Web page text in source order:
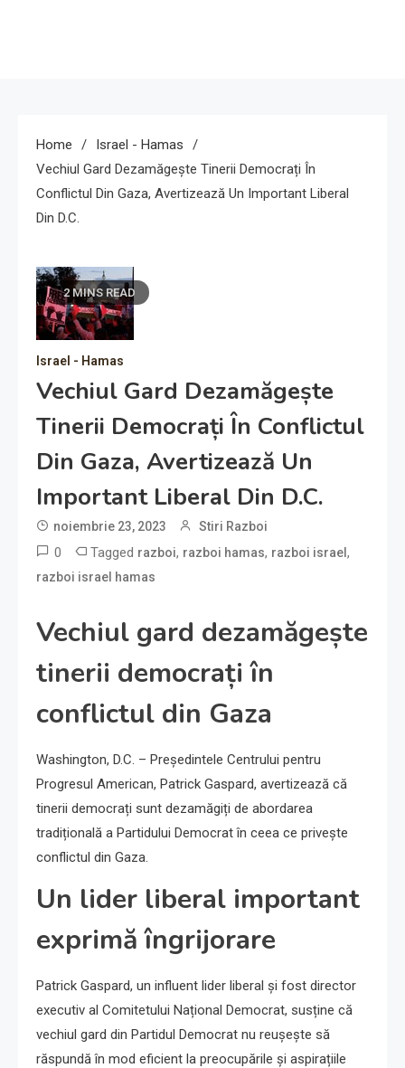
Home
Israel - Hamas
Vechiul Gard Dezamăgește Tinerii Democrați În
Conflictul Din Gaza, Avertizează Un Important Liberal
Din D.C.
2 MINS READ
Israel - Hamas
Vechiul Gard Dezamăgește
Tinerii Democrați În Conflictul
Din Gaza, Avertizează Un
Important Liberal Din D.C.
noiembrie 23, 2023 Stiri Razboi
0 Tagged razboi, razboi hamas, razboi israel ,
razboi israel hamas
Vechiul gard dezamăgește
tinerii democrați în
conflictul din Gaza
Washington, D.C. – Președintele Centrului pentru
Progresul American, Patrick Gaspard, avertizează că
tinerii democrați sunt dezamăgiți de abordarea
tradițională a Partidului Democrat în ceea ce privește
conflictul din Gaza.
Un lider liberal important
exprimă îngrijorare
Patrick Gaspard, un influent lider liberal și fost director
executiv al Comitetului Național Democrat, susține că
vechiul gard din Partidul Democrat nu reușește să
răspundă în mod eficient la preocupările și aspirațiile